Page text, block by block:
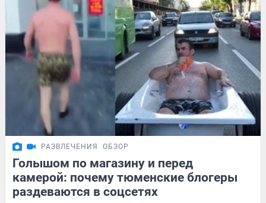
РАЗВЛЕЧЕНИЯ ОБЗОР
Голышом по магазину и перед
камерой: почему тюменские блогеры
раздеваются в соцсетях